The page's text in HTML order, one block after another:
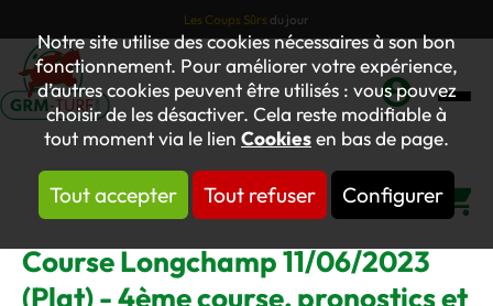
Notre site utilise des cookies nécessaires à son bon
fonctionnement. Pour améliorer votre expérience,
d’autres cookies peuvent être utilisés : vous pouvez
choisir de les désactiver. Cela reste modifiable à
tout moment via le lien Cookiesen bas de page.
Tout accepter Tout refuser Configurer
Les Coups Sûrs du jour
Mon
compte
Course Longchamp 11/06/2023
(Plat) - 4ème course, pronostics et